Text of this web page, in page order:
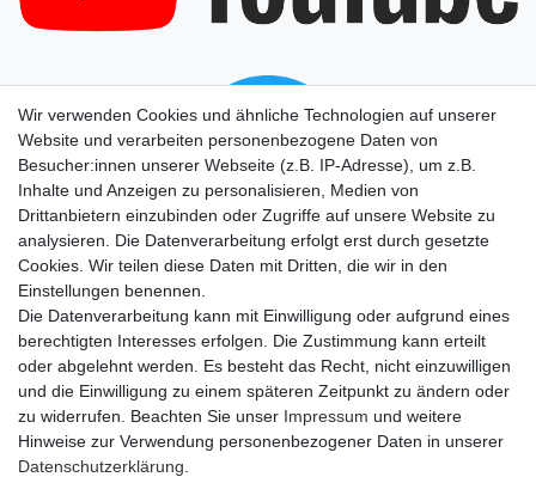
Wir verwenden Cookies und ähnliche Technologien auf unserer
Website und verarbeiten personenbezogene Daten von
Besucher:innen unserer Webseite (z.B. IP-Adresse), um z.B.
Inhalte und Anzeigen zu personalisieren, Medien von
Drittanbietern einzubinden oder Zugriffe auf unsere Website zu
analysieren. Die Datenverarbeitung erfolgt erst durch gesetzte
Cookies. Wir teilen diese Daten mit Dritten, die wir in den
Einstellungen benennen.
Die Datenverarbeitung kann mit Einwilligung oder aufgrund eines
berechtigten Interesses erfolgen. Die Zustimmung kann erteilt
oder abgelehnt werden. Es besteht das Recht, nicht einzuwilligen
und die Einwilligung zu einem späteren Zeitpunkt zu ändern oder
zu widerrufen. Beachten Sie unser Impressum und weitere
Hinweise zur Verwendung personenbezogener Daten in unserer
Daten­schutz­erklärung